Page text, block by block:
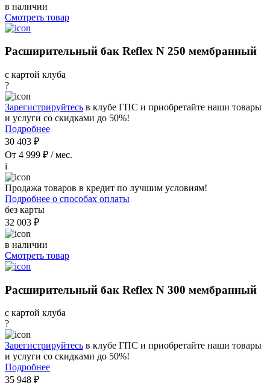
в наличии
Смотреть товар
Расширительный бак Reflex N 250 мембранный
с картой клуба
?
Зарегистрируйтесь в клубе ГПС и приобретайте наши товары
и услуги со скидками до 50%!
Подробнее
30 403 ₽
От 4 999 ₽ / мес.
i
Продажа товаров в кредит по лучшим условиям!
Подробнее о способах оплаты
без карты
32 003 ₽
в наличии
Смотреть товар
Расширительный бак Reflex N 300 мембранный
с картой клуба
?
Зарегистрируйтесь в клубе ГПС и приобретайте наши товары
и услуги со скидками до 50%!
Подробнее
35 948 ₽